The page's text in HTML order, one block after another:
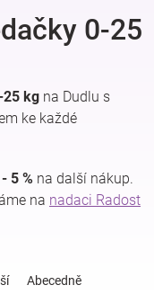
0-25
25 kg na Dudlu s
ke každé
5 % na další nákup.
na nadaci Radost
Abecedně